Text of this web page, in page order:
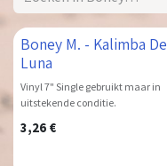
Boney M. - Kalimba De
Luna
Vinyl 7" Single gebruikt maar in
uitstekende conditie.
3,26 €